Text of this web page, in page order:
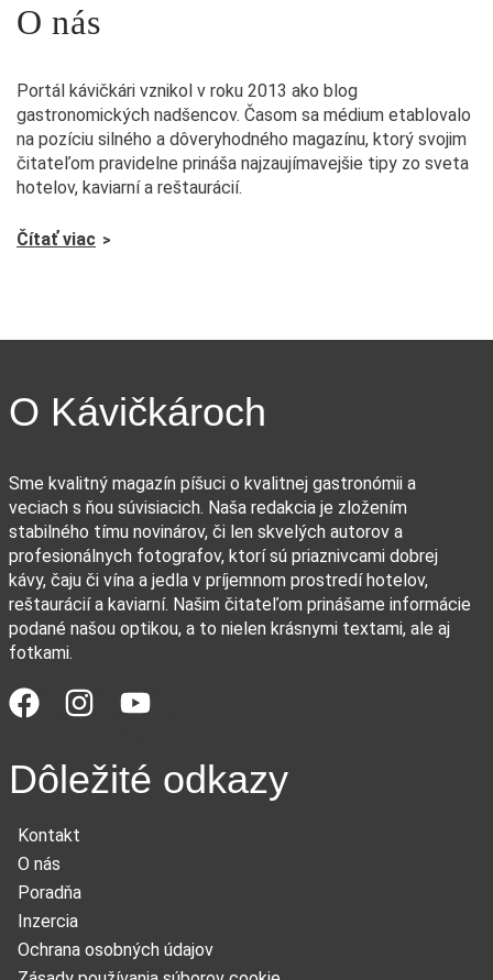
O nás
Portál kávičkári vznikol v roku 2013 ako blog
gastronomických nadšencov. Časom sa médium etablovalo
na pozíciu silného a dôveryhodného magazínu, ktorý svojim
čitateľom pravidelne prináša najzaujímavejšie tipy zo sveta
hotelov, kaviarní a reštaurácií.
Čítať viac
O Kávičkároch
Sme kvalitný magazín píšuci o kvalitnej gastronómii a
veciach s ňou súvisiacich. Naša redakcia je zložením
stabilného tímu novinárov, či len skvelých autorov a
profesionálnych fotografov, ktorí sú priaznivcami dobrej
kávy, čaju či vína a jedla v príjemnom prostredí hotelov,
reštaurácií a kaviarní. Našim čitateľom prinášame informácie
podané našou optikou, a to nielen krásnymi textami, ale aj
fotkami.
Dôležité odkazy
Kontakt
O nás
Poradňa
Inzercia
Ochrana osobných údajov